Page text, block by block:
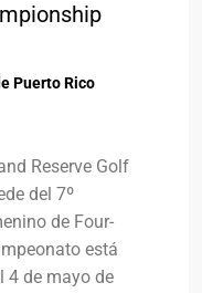
Puerto Rico
Reserve Golf
del 7º
de Four-
está
4 de mayo de